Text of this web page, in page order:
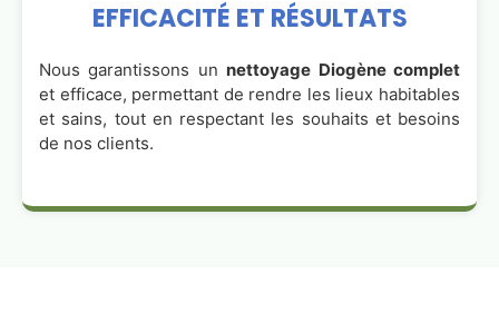
EFFICACITÉ ET RÉSULTATS
Nous garantissons un nettoyage Diogène complet
et efficace, permettant de rendre les lieux habitables
et sains, tout en respectant les souhaits et besoins
de nos clients.